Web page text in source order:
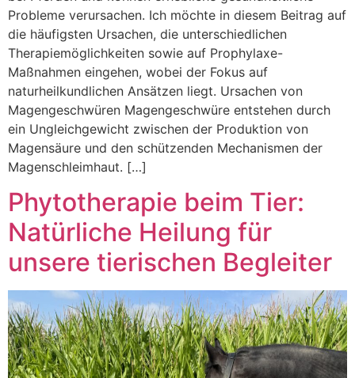
Probleme verursachen. Ich möchte in diesem Beitrag auf
die häufigsten Ursachen, die unterschiedlichen
Therapiemöglichkeiten sowie auf Prophylaxe-
Maßnahmen eingehen, wobei der Fokus auf
naturheilkundlichen Ansätzen liegt. Ursachen von
Magengeschwüren Magengeschwüre entstehen durch
ein Ungleichgewicht zwischen der Produktion von
Magensäure und den schützenden Mechanismen der
Magenschleimhaut. […]
Phytotherapie beim Tier:
Natürliche Heilung für
unsere tierischen Begleiter